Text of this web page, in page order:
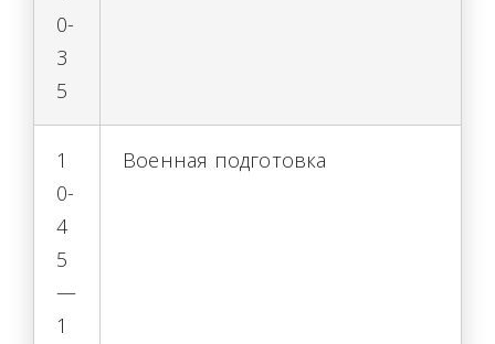
0-
3
5
1
0-
4
5
—
1
Военная подготовка